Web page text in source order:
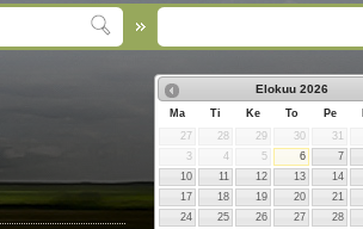
Elokuu 2026
Ma Ti Ke To Pe
27
28 29 30 31
3
4 5 6 7
10
11 12 13 14
17
18 19 20 21
24
25 26 27 28